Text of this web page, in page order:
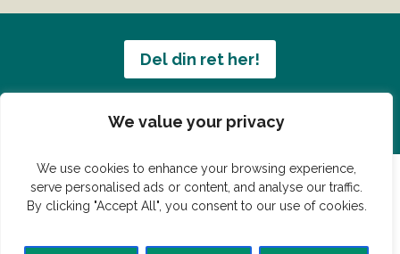
We value your privacy
We use cookies to enhance your browsing experience,
serve personalised ads or content, and analyse our traffic.
By clicking "Accept All", you consent to our use of cookies.
Del din ret her!
Har du en konge ret du vil dele?
© Vildmedmad.dk 2019. God og nem mad!